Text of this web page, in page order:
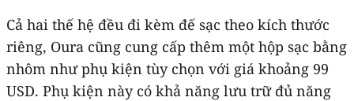
Cả hai thế hệ đều đi kèm đế sạc theo kích thước
riêng, Oura cũng cung cấp thêm một hộp sạc bằng
nhôm như phụ kiện tùy chọn với giá khoảng 99
USD. Phụ kiện này có khả năng lưu trữ đủ năng